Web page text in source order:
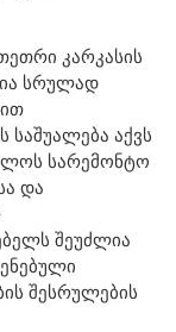
კარკასის
სრულად
საშუალება აქვს
სარემონტო
და
შეუძლია
შესრულების